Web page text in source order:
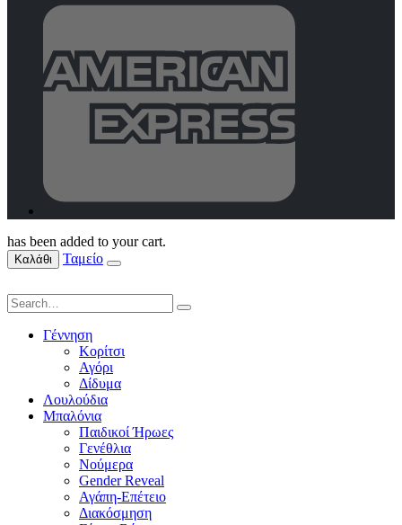
has been added to your cart.
Καλάθι Ταμείο
Γέννηση
Κορίτσι
Αγόρι
Δίδυμα
Λουλούδια
Μπαλόνια
Παιδικοί Ήρωες
Γενέθλια
Νούμερα
Gender Reveal
Αγάπη-Επέτειο
Διακόσμηση